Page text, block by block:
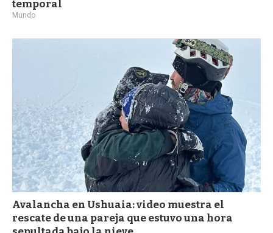
temporal
Mundo
Avalancha en Ushuaia: video muestra el
rescate de una pareja que estuvo una hora